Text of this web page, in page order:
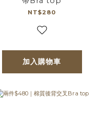
NT$280
加入購物車